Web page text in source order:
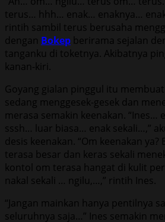
terus… hhh… enak… enaknya…
rintih sambil terus berusaha
dengan Bokep berirama sejalan
tanganku di toketnya. Akibatnya
kanan-kiri.
Goyang gialan pinggul itu
sedang menggesek-gesek dan
merasa semakin keenakan. “Ines…
sssh… luar biasa… enak sekali…,”
desis keenakan. “Om keenakan
terasa besar dan keras sekali
kontol om terasa hangat di kulit
nakal sekali … ngilu,…,” rintih Ines.
“Jangan mainkan hanya pentilnya
seluruhnya saja…” Ines semakin